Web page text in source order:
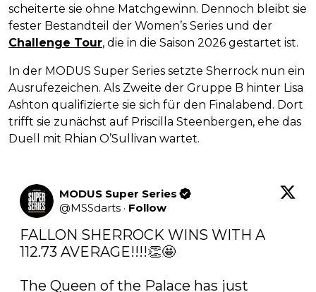
scheiterte sie ohne Matchgewinn. Dennoch bleibt sie
fester Bestandteil der Women’s Series und der
Challenge Tour, die in die Saison 2026 gestartet ist.
In der MODUS Super Series setzte Sherrock nun ein
Ausrufezeichen. Als Zweite der Gruppe B hinter Lisa
Ashton qualifizierte sie sich für den Finalabend. Dort
trifft sie zunächst auf Priscilla Steenbergen, ehe das
Duell mit Rhian O’Sullivan wartet.
MODUS Super Series
@MSSdarts · Follow
FALLON SHERROCK WINS WITH A
112.73 AVERAGE!!!!👏🤩
The Queen of the Palace has just